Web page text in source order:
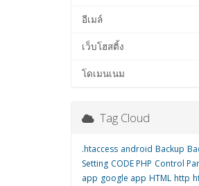
อีเมล์
เว็บโฮสติ้ง
โดเมนเนม
Tag Cloud
.htaccess android Backup
Setting CODE PHP Control
app google app HTML http